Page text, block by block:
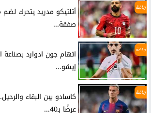
رياضة
أتلتيكو مدريد يتحرك
صفقة...
رياضة
اتهام جون ادوارد بصناعة
إيشو...
رياضة
كاسادو بين البقاء
عرضًا بـ40...